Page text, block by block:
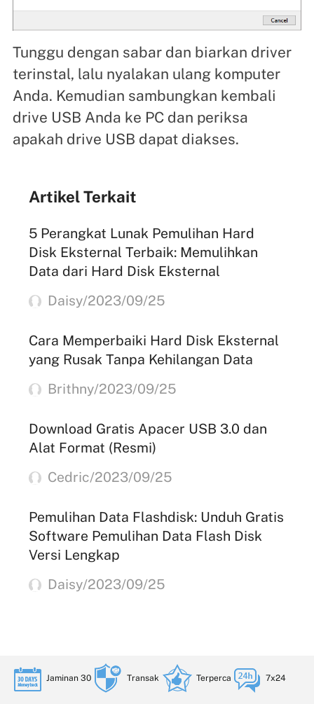
Tunggu dengan sabar dan biarkan driver
terinstal, lalu nyalakan ulang komputer
Anda. Kemudian sambungkan kembali
drive USB Anda ke PC dan periksa
apakah drive USB dapat diakses.
Artikel Terkait
5 Perangkat Lunak Pemulihan Hard
Disk Eksternal Terbaik: Memulihkan
Data dari Hard Disk Eksternal
Daisy/2023/09/25
Cara Memperbaiki Hard Disk Eksternal
yang Rusak Tanpa Kehilangan Data
Brithny/2023/09/25
Download Gratis Apacer USB 3.0 dan
Alat Format (Resmi)
Cedric/2023/09/25
Pemulihan Data Flashdisk: Unduh Gratis
Software Pemulihan Data Flash Disk
Versi Lengkap
Daisy/2023/09/25
Jaminan 30 Transak Terperca 7x24